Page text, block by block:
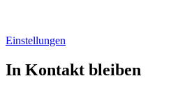
Einstellungen
In Kontakt bleiben